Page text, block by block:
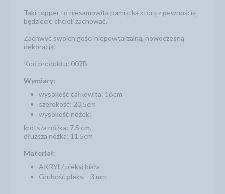
Taki topper to niesamowita pamiątka którą z pewnością
będziecie chcieli zachować.
Zachwyć swoich gości niepowtarzalną, nowoczesną
dekoracją!
Kod produktu: 007B
Wymiary:
wysokość całkowita: 16cm
szerokość: 20,5cm
wysokość nóżek:
krótsza nóżka: 7.5 cm,
dłuższa nóżka: 11.5cm
Materiał:
AKRYL/ pleksi biała
Grubość pleksi - 3 mm